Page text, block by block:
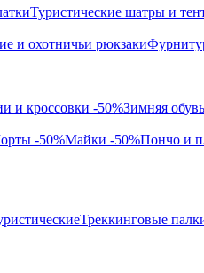
Туристические шатры и
и охотничьи рюкзаки
и кроссовки -50%Зимняя обувь
-50%Майки -50%Пончо и
Треккинговые